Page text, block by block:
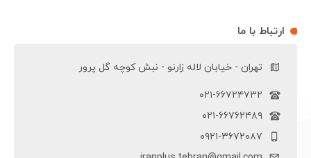
ارتباط با ما
تهران - خیابان لاله زارنو - نبش کوچه گل پرور
۰۲۱-۶۶۷۲۴۷۳۲
۰۲۱-۶۶۷۶۲۴۸۹
۰۹۲۱-۳۶۷۲۰۸۷